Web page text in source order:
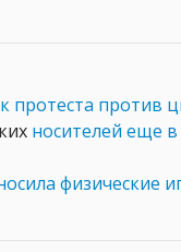
протеста против
носителей еще в
физические